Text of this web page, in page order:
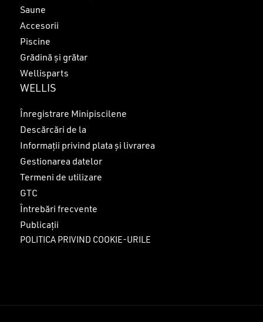
Saune
Accesorii
Piscine
Grădină și grătar
Wellisparts
WELLIS
Înregistrare Minipiscilene
Descărcări de la
Informații privind plata și livrarea
Gestionarea datelor
Termeni de utilizare
GTC
Întrebări frecvente
Publicații
POLITICA PRIVIND COOKIE-URILE